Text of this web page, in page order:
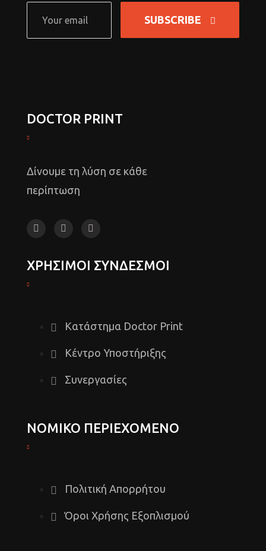
SUBSCRIBE
DOCTOR PRINT
Δίνουμε τη λύση σε κάθε
περίπτωση
ΧΡΗΣΙΜΟΙ ΣΥΝΔΕΣΜΟΙ
Κατάστημα Doctor Print
Κέντρο Υποστήριξης
Συνεργασίες
ΝΟΜΙΚΟ ΠΕΡΙΕΧΟΜΕΝΟ
Πολιτική Απορρήτου
Όροι Χρήσης Εξοπλισμού